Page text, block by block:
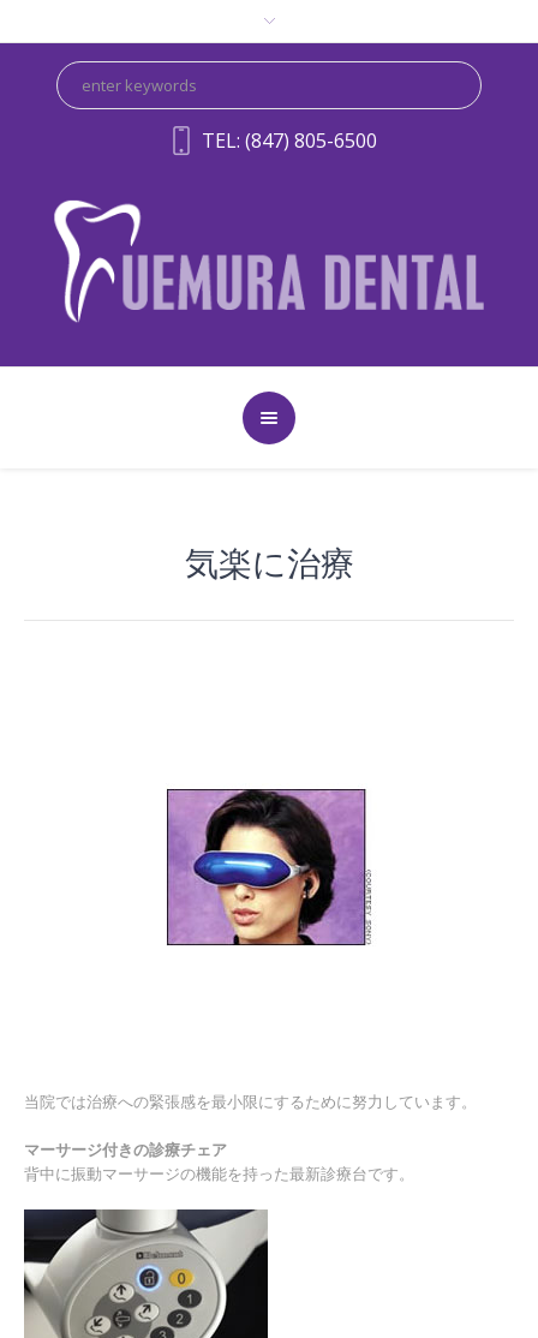
TEL: (847) 805-6500
気楽に治療
当院では治療への緊張感を最小限にするために努力しています。
マーサージ付きの診療チェア
背中に振動マーサージの機能を持った最新診療台です。